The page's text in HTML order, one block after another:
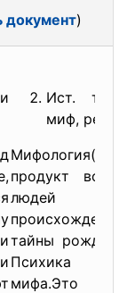
документ)
Ист.
миф,
продукт
людей
тайны
Психика
мифа.Это